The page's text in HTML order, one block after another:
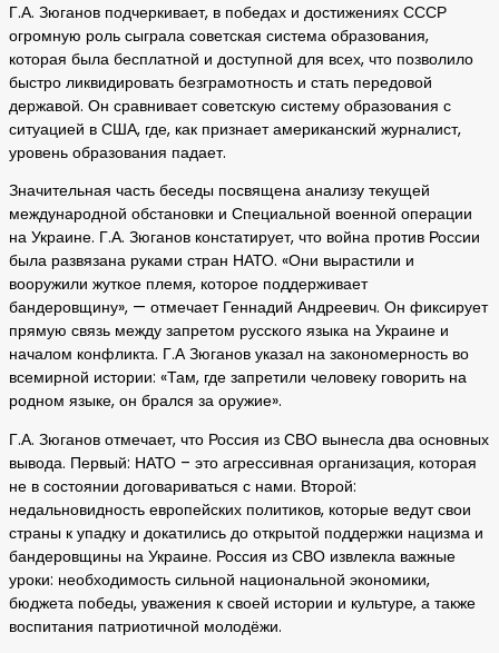
Г.А. Зюганов подчеркивает, в победах и достижениях СССР
огромную роль сыграла советская система образования,
которая была бесплатной и доступной для всех, что позволило
быстро ликвидировать безграмотность и стать передовой
державой. Он сравнивает советскую систему образования с
ситуацией в США, где, как признает американский журналист,
уровень образования падает.
Значительная часть беседы посвящена анализу текущей
международной обстановки и Специальной военной операции
на Украине. Г.А. Зюганов констатирует, что война против России
была развязана руками стран НАТО. «Они вырастили и
вооружили жуткое племя, которое поддерживает
бандеровщину», — отмечает Геннадий Андреевич. Он фиксирует
прямую связь между запретом русского языка на Украине и
началом конфликта. Г.А Зюганов указал на закономерность во
всемирной истории: «Там, где запретили человеку говорить на
родном языке, он брался за оружие».
Г.А. Зюганов отмечает, что Россия из СВО вынесла два основных
вывода. Первый: НАТО – это агрессивная организация, которая
не в состоянии договариваться с нами. Второй:
недальновидность европейских политиков, которые ведут свои
страны к упадку и докатились до открытой поддержки нацизма и
бандеровщины на Украине. Россия из СВО извлекла важные
уроки: необходимость сильной национальной экономики,
бюджета победы, уважения к своей истории и культуре, а также
воспитания патриотичной молодёжи.